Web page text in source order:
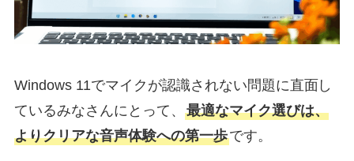
Windows 11でマイクが認識されない問題に直面し
ているみなさんにとって、 最適なマイク選びは、
よりクリアな音声体験への第一歩です。